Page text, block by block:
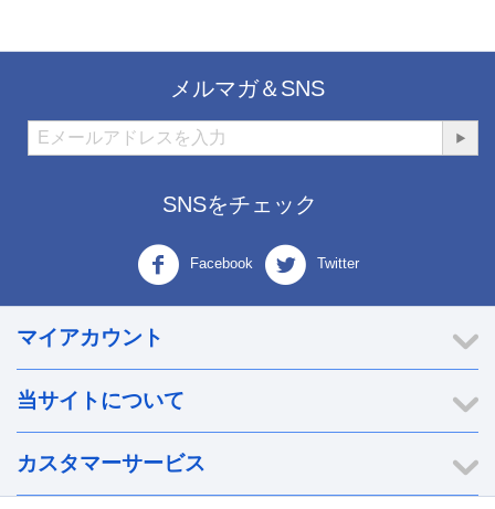
メルマガ＆SNS
SNSをチェック
Facebook Twitter
マイアカウント
当サイトについて
カスタマーサービス